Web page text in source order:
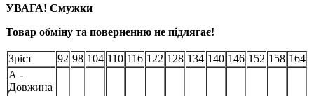
УВАГА! Смужки
Товар обміну та поверненню не підлягає!
Зріст 92 98 104 110 116 122 128 134 140 146 152 158 164
А -
Довжина